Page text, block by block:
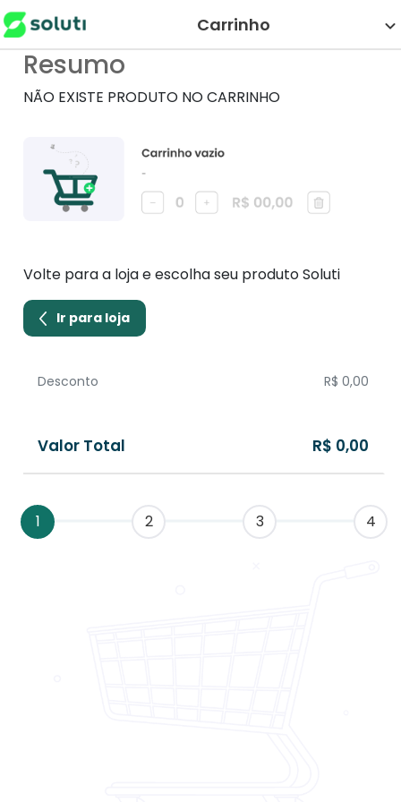
Carrinho
Resumo
NÃO EXISTE PRODUTO NO CARRINHO
Volte para a loja e escolha seu produto Soluti
Ir para loja
Desconto R$ 0,00
Valor Total R$ 0,00
1 2 3 4